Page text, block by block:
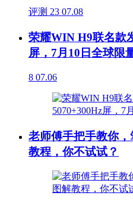
评测 23 07.08
荣耀WIN H9联名款
屏，7月10日全球限
8 07.06
老师傅手把手教你
教程，你不试试？